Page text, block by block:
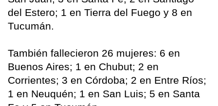
del Estero; 1 en Tierra del Fuego y 8 en
Tucumán.
También fallecieron 26 mujeres: 6 en
Buenos Aires; 1 en Chubut; 2 en
Corrientes; 3 en Córdoba; 2 en Entre Ríos;
1 en Neuquén; 1 en San Luis; 5 en Santa